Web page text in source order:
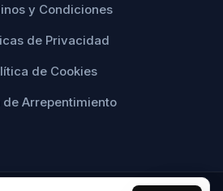
y Condiciones
de Privacidad
de Cookies
de Arrepentimiento